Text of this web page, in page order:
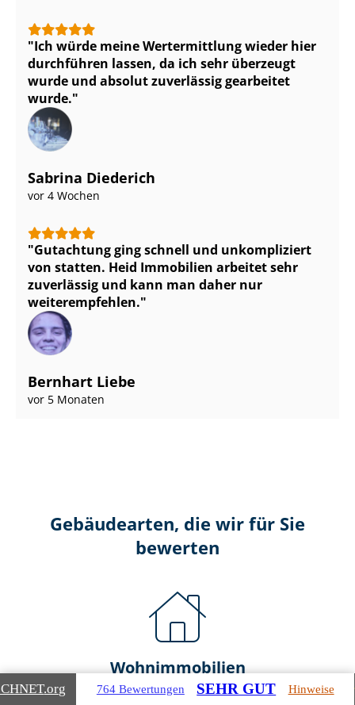
Ich würde meine Wertermittlung wieder hier
durchführen lassen, da ich sehr überzeugt
wurde und absolut zuverlässig gearbeitet
wurde.
Sabrina Diederich
vor 4 Wochen
Gutachtung ging schnell und unkompliziert
von statten. Heid Immobilien arbeitet sehr
zuverlässig und kann man daher nur
weiterempfehlen.
Bernhart Liebe
vor 5 Monaten
Gebäudearten, die wir für Sie
bewerten
Wohnimmobilien
.org 764 Bewertungen SEHR GUT Hinweise